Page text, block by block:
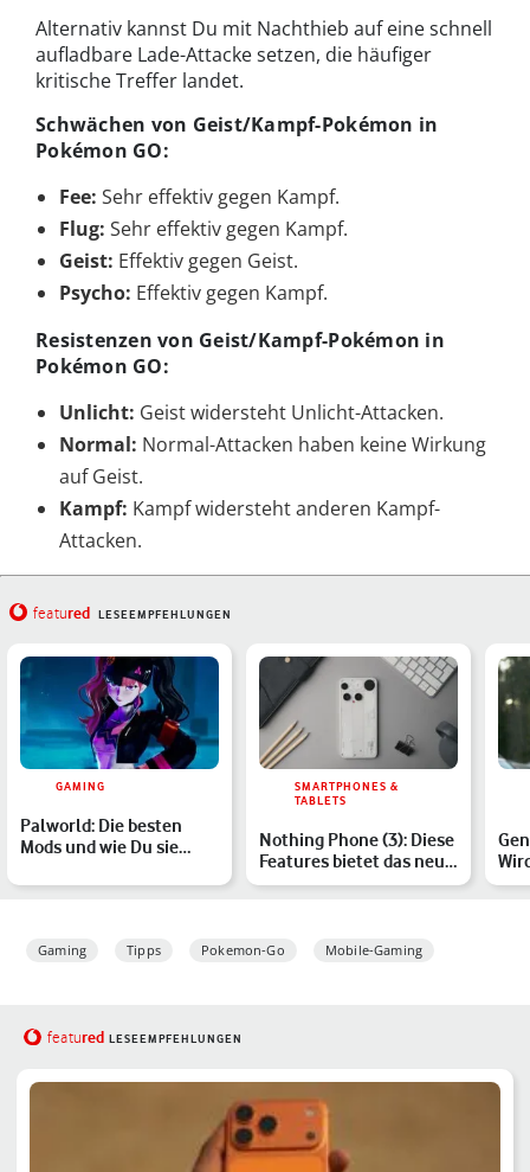
Alternativ kannst Du mit Nachthieb auf eine schnell
aufladbare Lade-Attacke setzen, die häufiger
kritische Treffer landet.
Schwächen von Geist/Kampf-Pokémon in
Pokémon GO:
Fee: Sehr effektiv gegen Kampf.
Flug: Sehr effektiv gegen Kampf.
Geist: Effektiv gegen Geist.
Psycho: Effektiv gegen Kampf.
Resistenzen von Geist/Kampf-Pokémon in
Pokémon GO:
Unlicht: Geist widersteht Unlicht-Attacken.
Normal: Normal-Attacken haben keine Wirkung
auf Geist.
Kampf: Kampf widersteht anderen Kampf-
Attacken.
featured LESEEMPFEHLUNGEN
GAMING
Palworld: Die besten
Mods und wie Du sie
SMARTPHONES &
TABLETS
Nothing Phone (3): Diese
Features bietet das neue
Flaggschiff
Gaming Tipps Pokemon-Go Mobile-Gaming
featured LESEEMPFEHLUNGEN